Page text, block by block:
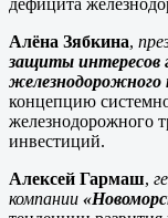
Алёна Зябкина,
защиты интересов
концепцию
железнодорожного
инвестиций.
Алексей Гармаш,
компании